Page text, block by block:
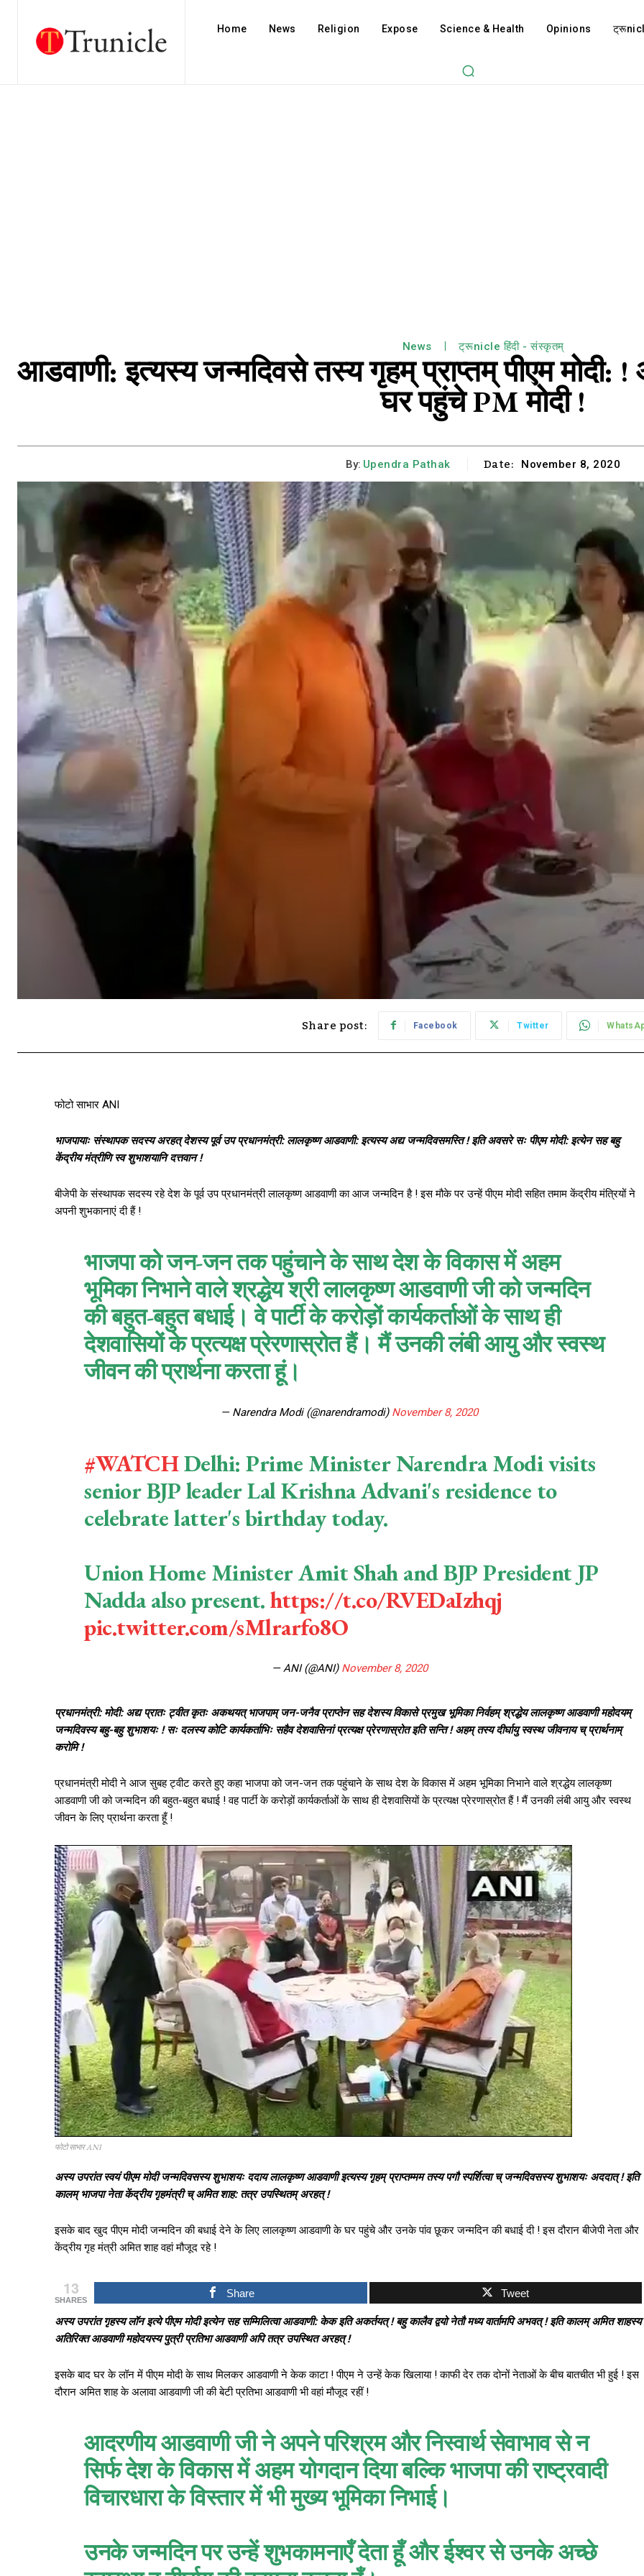
Home News Religion Expose Science & Health Opinions
News ट्रूnicle हिंदी - संस्कृतम्
आडवाणी: इत्यस्य जन्मदिवसे तस्य गृहम् प्राप्तम् पीएम
घर पहुंचे PM मोदी !
By: Upendra Pathak Date: November 8, 2020
Share post: Facebook Twitter
फोटो साभार ANI
भाजपायाः संस्थापक सदस्य अरहत् देशस्य पूर्व उप प्रधानमंत्री: लालकृष्ण आडवाणी: इत्यस्य अद्य जन्मदिवसमस्ति ! इति अवसरे सः पीएम मोदी: इत्येन सह बहु
केंद्रीय मंत्रीणि स्व शुभाशयानि दत्तवान !
बीजेपी के संस्थापक सदस्य रहे देश के पूर्व उप प्रधानमंत्री लालकृष्ण आडवाणी का आज जन्मदिन है ! इस मौके पर उन्हें पीएम मोदी सहित तमाम केंद्रीय मंत्रियों ने
अपनी शुभकानाएं दी हैं !
भाजपा को जन-जन तक पहुंचाने के साथ देश के विकास में अहम
भूमिका निभाने वाले श्रद्धेय श्री लालकृष्ण आडवाणी जी को जन्मदिन
की बहुत-बहुत बधाई। वे पार्टी के करोड़ों कार्यकर्ताओं के साथ ही
देशवासियों के प्रत्यक्ष प्रेरणास्रोत हैं। मैं उनकी लंबी आयु और स्वस्थ
जीवन की प्रार्थना करता हूं।
— Narendra Modi (@narendramodi) November 8, 2020
#WATCHDelhi: Prime Minister Narendra Modi visits
senior BJP leader Lal Krishna Advani's residence to
celebrate latter's birthday today.
Union Home Minister Amit Shah and BJP President JP
Nadda also present.https://t.co/RVEDaIzhqj
pic.twitter.com/sMlrarfo8O
— ANI (@ANI) November 8, 2020
प्रधानमंत्री: मोदी: अद्य प्रातः ट्वीत कृतः अकथयत् भाजपाम् जन-जनैव प्राप्तेन सह देशस्य विकासे प्रमुख भूमिका निर्वहम् श्रद्धेय लालकृष्ण आडवाणी महोदयम्
जन्मदिवस्य बहु-बहु शुभाशयः ! सः दलस्य कोटि कार्यकर्ताभिः सहैव देशवासिनां प्रत्यक्ष प्रेरणास्रोत इति सन्ति ! अहम् तस्य दीर्घायु स्वस्थ जीवनाय च् प्रार्थनाम्
करोमि !
प्रधानमंत्री मोदी ने आज सुबह ट्वीट करते हुए कहा भाजपा को जन-जन तक पहुंचाने के साथ देश के विकास में अहम भूमिका निभाने वाले श्रद्धेय लालकृष्ण
आडवाणी जी को जन्मदिन की बहुत-बहुत बधाई ! वह पार्टी के करोड़ों कार्यकर्ताओं के साथ ही देशवासियों के प्रत्यक्ष प्रेरणास्रोत हैं ! मैं उनकी लंबी आयु और स्वस्थ
जीवन के लिए प्रार्थना करता हूँ !
फोटो साभार ANI
अस्य उपरांत स्वयं पीएम मोदी जन्मदिवसस्य शुभाशयः ददाय लालकृष्ण आडवाणी इत्यस्य गृहम् प्राप्तम्मम तस्य पगौ स्पर्शित्वा च् जन्मदिवसस्य शुभाशयः अददात् ! इति
कालम् भाजपा नेता केंद्रीय गृहमंत्री च् अमित शाह: तत्र उपस्थितम् अरहत् !
इसके बाद खुद पीएम मोदी जन्मदिन की बधाई देने के लिए लालकृष्ण आडवाणी के घर पहुंचे और उनके पांव छूकर जन्मदिन की बधाई दी ! इस दौरान बीजेपी नेता और
केंद्रीय गृह मंत्री अमित शाह वहां मौजूद रहे !
13
SHARES
Share Tweet
अस्य उपरांत गृहस्य लॉन इत्ये पीएम मोदी इत्येन सह सम्मिलित्वा आडवाणी: केक इति अकर्तयत् ! बहु कालैव द्वयो नेतौ मध्य वार्तामपि अभवत् ! इति कालम् अमित शाहस्य
अतिरिक्त आडवाणी महोदयस्य पुत्री प्रतिभा आडवाणी अपि तत्र उपस्थित अरहत् !
इसके बाद घर के लॉन में पीएम मोदी के साथ मिलकर आडवाणी ने केक काटा ! पीएम ने उन्हें केक खिलाया ! काफी देर तक दोनों नेताओं के बीच बातचीत भी हुई ! इस
दौरान अमित शाह के अलावा आडवाणी जी की बेटी प्रतिभा आडवाणी भी वहां मौजूद रहीं !
आदरणीय आडवाणी जी ने अपने परिश्रम और निस्वार्थ सेवाभाव से न
सिर्फ देश के विकास में अहम योगदान दिया बल्कि भाजपा की राष्ट्रवादी
विचारधारा के विस्तार में भी मुख्य भूमिका निभाई।
उनके जन्मदिन पर उन्हें शुभकामनाएँ देता हूँ और ईश्वर से उनके अच्छे